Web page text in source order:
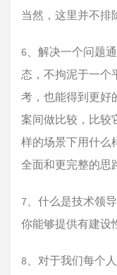
当然，这里并不排
6、解决一个问题
态，不拘泥于一个
考，也能得到更好
案间做比较，比较
样的场景下用什么
全面和更完整的思
7、什么是技术领
你能够提供有建设
8、对于我们每个